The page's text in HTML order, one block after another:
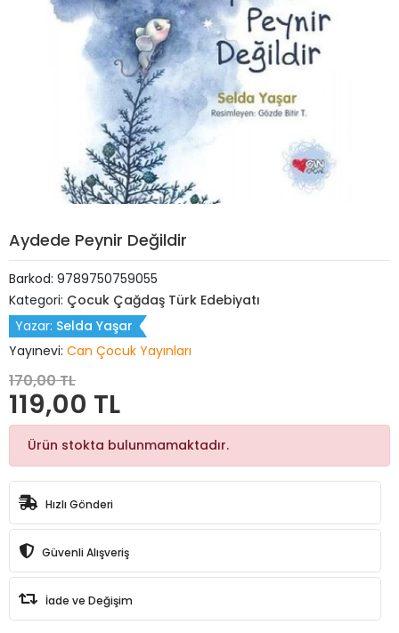
Aydede Peynir Değildir
Barkod: 9789750759055
Kategori: Çocuk Çağdaş Türk Edebiyatı
Yazar: Selda Yaşar
Yayınevi: Can Çocuk Yayınları
170,00 TL
119,00 TL
Ürün stokta bulunmamaktadır.
Hızlı Gönderi
Güvenli Alışveriş
İade ve Değişim